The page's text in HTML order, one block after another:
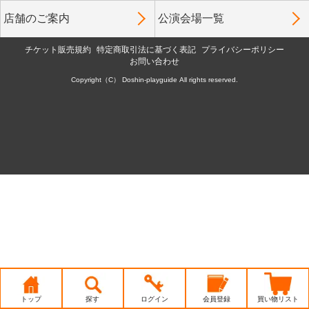
店舗のご案内 公演会場一覧
チケット販売規約 特定商取引法に基づく表記
プライバシーポリシー
お問い合わせ
Copyright（C） Doshin-playguide All rights reserved.
トップ 探す ログイン 会員登録 買い物リスト